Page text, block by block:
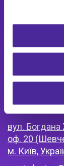
0277 Oslo,
вул. Богдана
оф. 20
м. Київ,